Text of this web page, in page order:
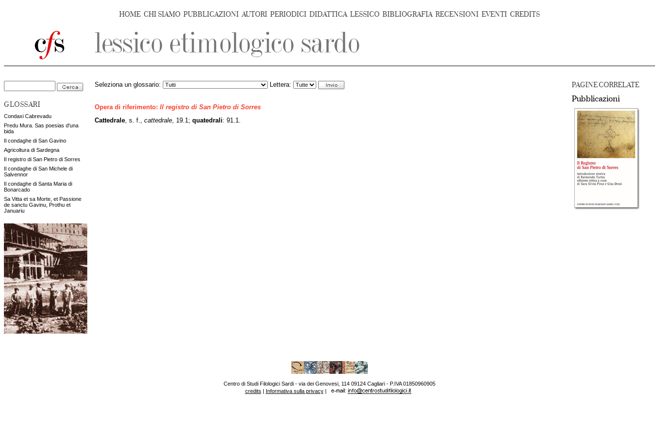
HOME CHI SIAMO PUBBLICAZIONI AUTORI PERIODICI DIDATTICA LESSICO BIBLIOGRAFIA RECENSIONI EVENTI CREDITS
GLOSSARI
Condaxi Cabrevadu
Predu Mura. Sas poesias d'una
bida
Il condaghe di San Gavino
Agricoltura di Sardegna
Il registro di San Pietro di Sorres
Il condaghe di San Michele di
Salvennor
Il condaghe di Santa Maria di
Bonarcado
Sa Vitta et sa Morte, et Passione
de sanctu Gavinu, Prothu et
Januariu
PAGINE CORRELATE
Pubblicazioni
Seleziona un glossario: Lettera:
Opera di riferimento: Il registro di San Pietro di Sorres
Cattedrale , s. f., cattedrale , 19.1; quatedrali: 91.1.
Centro di Studi Filologici Sardi - via dei Genovesi, 114 09124 Cagliari - P.IVA 01850960905
credits | Informativa sulla privacy|